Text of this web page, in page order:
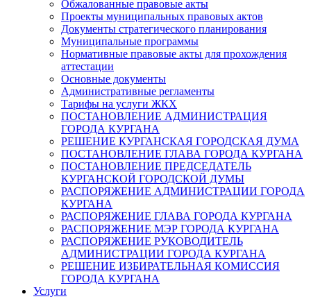
Обжалованные правовые акты
Проекты муниципальных правовых актов
Документы стратегического планирования
Муниципальные программы
Нормативные правовые акты для прохождения
аттестации
Основные документы
Административные регламенты
Тарифы на услуги ЖКХ
ПОСТАНОВЛЕНИЕ АДМИНИСТРАЦИЯ
ГОРОДА КУРГАНА
РЕШЕНИЕ КУРГАНСКАЯ ГОРОДСКАЯ ДУМА
ПОСТАНОВЛЕНИЕ ГЛАВА ГОРОДА КУРГАНА
ПОСТАНОВЛЕНИЕ ПРЕДСЕДАТЕЛЬ
КУРГАНСКОЙ ГОРОДСКОЙ ДУМЫ
РАСПОРЯЖЕНИЕ АДМИНИСТРАЦИИ ГОРОДА
КУРГАНА
РАСПОРЯЖЕНИЕ ГЛАВА ГОРОДА КУРГАНА
РАСПОРЯЖЕНИЕ МЭР ГОРОДА КУРГАНА
РАСПОРЯЖЕНИЕ РУКОВОДИТЕЛЬ
АДМИНИСТРАЦИИ ГОРОДА КУРГАНА
РЕШЕНИЕ ИЗБИРАТЕЛЬНАЯ КОМИССИЯ
ГОРОДА КУРГАНА
Услуги